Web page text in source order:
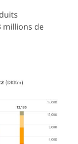
millions de